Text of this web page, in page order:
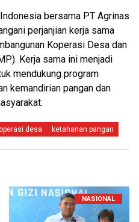
bersama PT Agrinas
perjanjian kerja sama
Koperasi Desa dan
Kerja sama ini menjadi
mendukung program
kemandirian pangan dan
desa ketahanan pangan
NASIONAL